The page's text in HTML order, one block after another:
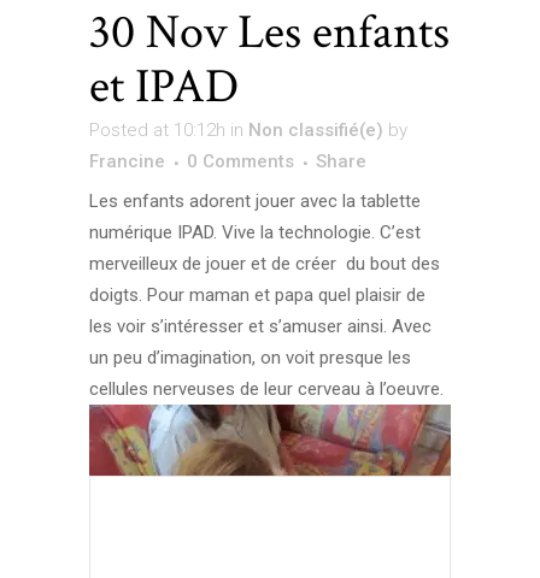
30 NovLes enfants
et IPAD
Posted at 10:12h in Non classifié(e) by
Francine
0 Comments
Share
Les enfants adorent jouer avec la tablette
numérique IPAD. Vive la technologie. C’est
merveilleux de jouer et de créer du bout des
doigts. Pour maman et papa quel plaisir de
les voir s’intéresser et s’amuser ainsi. Avec
un peu d’imagination, on voit presque les
cellules nerveuses de leur cerveau à l’oeuvre.